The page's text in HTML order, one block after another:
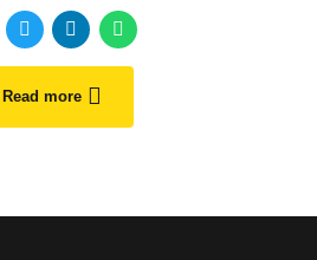
Read more